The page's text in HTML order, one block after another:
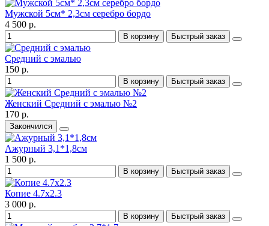
Мужской 5см* 2,3см серебро бордо
4 500 р.
В корзину Быстрый заказ
Средний с эмалью
150 р.
В корзину Быстрый заказ
Женский Средний с эмалью №2
170 р.
Закончился
Ажурный 3,1*1,8см
1 500 р.
В корзину Быстрый заказ
Копие 4.7x2.3
3 000 р.
В корзину Быстрый заказ